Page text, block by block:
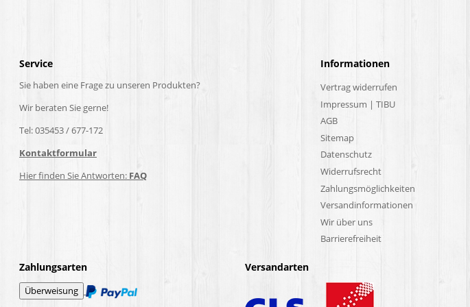
Service
Sie haben eine Frage zu unseren Produkten?
Wir beraten Sie gerne!
Tel: 035453 / 677-172
Kontaktformular
Hier finden Sie Antworten: FAQ
Informationen
Vertrag widerrufen
Impressum | TIBU
AGB
Sitemap
Datenschutz
Widerrufsrecht
Zahlungsmöglichkeiten
Versandinformationen
Wir über uns
Barrierefreiheit
Zahlungsarten Versandarten